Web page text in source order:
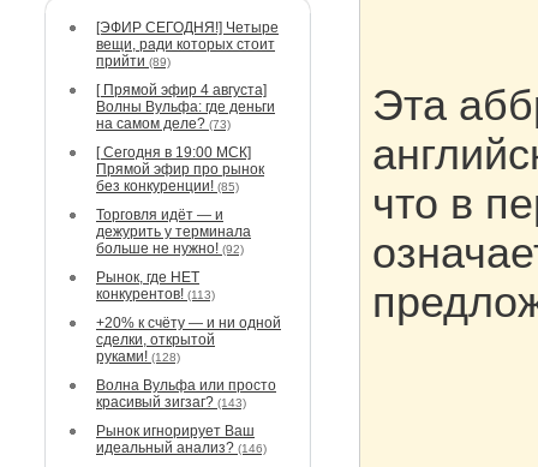
[ЭФИР СЕГОДНЯ!] Четыре
вещи, ради которых стоит
прийти (89)
[ Прямой эфир 4 августа]
Волны Вульфа: где деньги
на самом деле? (73)
[ Сегодня в 19:00 МСК]
Прямой эфир про рынок
без конкуренции! (85)
Торговля идёт — и
дежурить у терминала
больше не нужно! (92)
Рынок, где НЕТ
конкурентов! (113)
+20% к счёту — и ни одной
сделки, открытой
руками! (128)
Волна Вульфа или просто
красивый зигзаг? (143)
Рынок игнорирует Ваш
идеальный анализ? (146)
Эта
что в